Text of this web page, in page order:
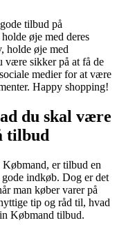
tilbud på
øje med deres
holde øje med
være sikker på at få de
medier for at være
Happy shopping!
du skal være
tilbud
er tilbud en
indkøb. Dog er det
man køber varer på
tip og råd til, hvad
Købmand tilbud.